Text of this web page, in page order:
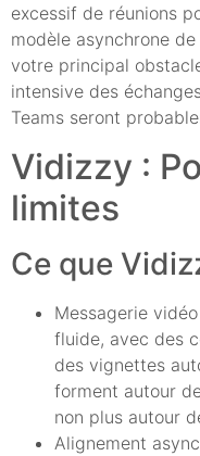
excessif de réunions
modèle asynchrone
votre principal
intensive des
Teams seront
Vidizzy :
limites
Ce que
Messagerie
fluide, avec des
des vignettes
forment autour
non plus autour
Alignement